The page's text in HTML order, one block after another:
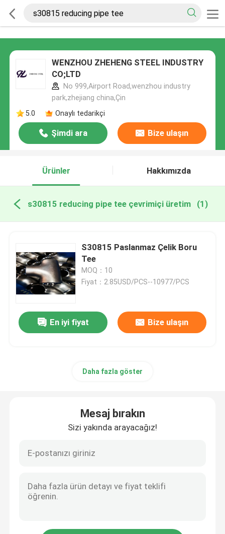
WENZHOU ZHEHENG STEEL INDUSTRY
CO;LTD
No 999,Airport Road,wenzhou industry
park,zhejiang china,Çin
5.0
Onaylı tedarikçi
Şimdi ara Bize ulaşın
Ürünler Hakkımızda
s30815 reducing pipe tee çevrimiçi üretim (1)
S30815 Paslanmaz Çelik Boru
Tee
MOQ：10
Fiyat：2.85USD/PCS--10977/PCS
En iyi fiyat Bize ulaşın
Daha fazla göster
Mesaj bırakın
Sizi yakında arayacağız!